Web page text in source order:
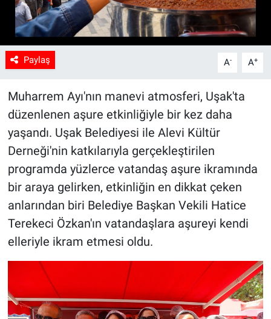
Paylaş A- A+
Muharrem Ayı'nın manevi atmosferi, Uşak'ta
düzenlenen aşure etkinliğiyle bir kez daha
yaşandı. Uşak Belediyesi ile Alevi Kültür
Derneği'nin katkılarıyla gerçekleştirilen
programda yüzlerce vatandaş aşure ikramında
bir araya gelirken, etkinliğin en dikkat çeken
anlarından biri Belediye Başkan Vekili Hatice
Terekeci Özkan'ın vatandaşlara aşureyi kendi
elleriyle ikram etmesi oldu.